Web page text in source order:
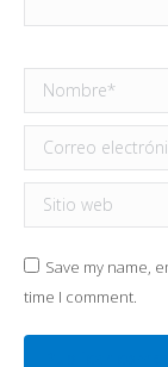
Nombre *
Correo
Sitio web
Save my name,
time I comment.